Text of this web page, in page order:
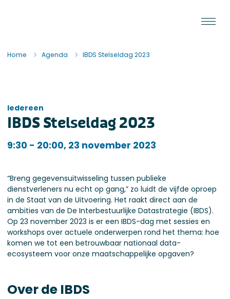
Home Agenda IBDS Stelseldag 2023
Iedereen
IBDS Stelseldag 2023
Iedereen
9:30 - 20:00, 23 november 2023
“Breng gegevensuitwisseling tussen publieke
dienstverleners nu echt op gang,” zo luidt de vijfde oproep
in de Staat van de Uitvoering. Het raakt direct aan de
ambities van de De Interbestuurlijke Datastrategie (IBDS).
Op 23 november 2023 is er een IBDS-dag met sessies en
workshops over actuele onderwerpen rond het thema: hoe
komen we tot een betrouwbaar nationaal data-
ecosysteem voor onze maatschappelijke opgaven?
Over de IBDS